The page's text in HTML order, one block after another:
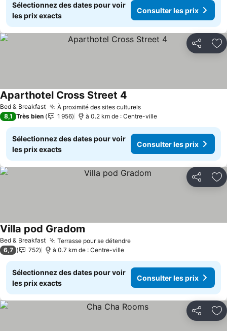
Sélectionnez des dates pour voir
les prix exacts
Consulter les prix
Partager
Bed & Breakfast À proximité des sites culturels
Aparthotel Cross Street 4
8,1 Très bien 1 956 à 0.2 km de : Centre-ville
Sélectionnez des dates pour voir
les prix exacts
Consulter les prix
Partager
Bed & Breakfast Terrasse pour se détendre
Villa pod Gradom
6,7 752 à 0.7 km de : Centre-ville
Sélectionnez des dates pour voir
les prix exacts
Consulter les prix
Partager